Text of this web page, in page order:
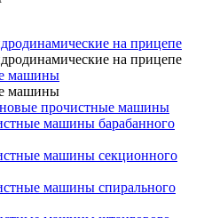
на прицепе
на прицепе
машины
машины
прочистные машины
машины барабанного
машины секционного
машины спирального